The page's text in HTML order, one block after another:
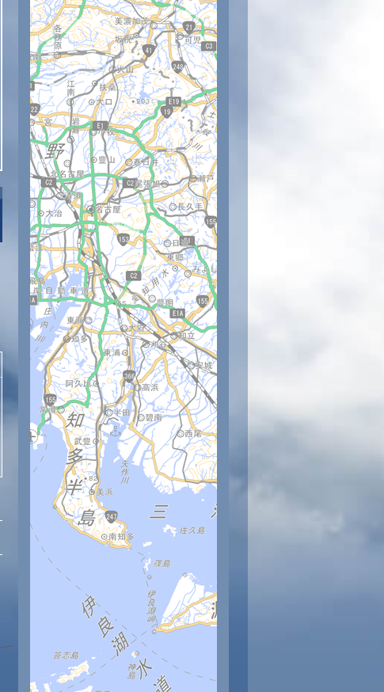
10時 12時 14時
33 34